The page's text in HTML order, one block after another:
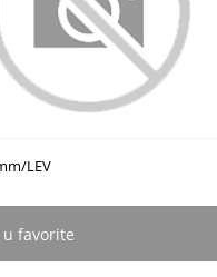
LEV
u favorite